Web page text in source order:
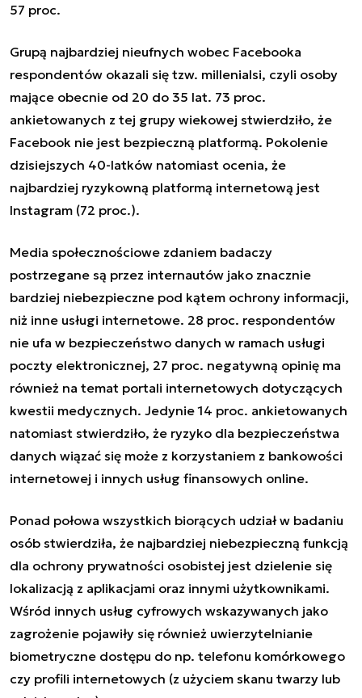
57 proc.
Grupą najbardziej nieufnych wobec Facebooka
respondentów okazali się tzw. millenialsi, czyli osoby
mające obecnie od 20 do 35 lat. 73 proc.
ankietowanych z tej grupy wiekowej stwierdziło, że
Facebook nie jest bezpieczną platformą. Pokolenie
dzisiejszych 40-latków natomiast ocenia, że
najbardziej ryzykowną platformą internetową jest
Instagram (72 proc.).
Media społecznościowe zdaniem badaczy
postrzegane są przez internautów jako znacznie
bardziej niebezpieczne pod kątem ochrony informacji,
niż inne usługi internetowe. 28 proc. respondentów
nie ufa w bezpieczeństwo danych w ramach usługi
poczty elektronicznej, 27 proc. negatywną opinię ma
również na temat portali internetowych dotyczących
kwestii medycznych. Jedynie 14 proc. ankietowanych
natomiast stwierdziło, że ryzyko dla bezpieczeństwa
danych wiązać się może z korzystaniem z bankowości
internetowej i innych usług finansowych online.
Ponad połowa wszystkich biorących udział w badaniu
osób stwierdziła, że najbardziej niebezpieczną funkcją
dla ochrony prywatności osobistej jest dzielenie się
lokalizacją z aplikacjami oraz innymi użytkownikami.
Wśród innych usług cyfrowych wskazywanych jako
zagrożenie pojawiły się również uwierzytelnianie
biometryczne dostępu do np. telefonu komórkowego
czy profili internetowych (z użyciem skanu twarzy lub